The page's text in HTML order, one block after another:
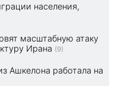
населения,
масштабную атаку
Ирана (9)
Ашкелона работала на